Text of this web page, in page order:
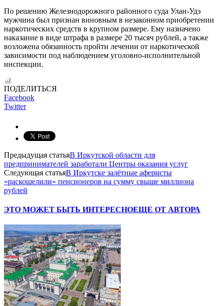
По решению Железнодорожного районного суда Улан-Удэ
мужчина был признан виновным в незаконном приобретении
наркотических средств в крупном размере. Ему назначено
наказание в виде штрафа в размере 20 тысяч рублей, а также
возложена обязанность пройти лечении от наркотической
зависимости под наблюдением уголовно-исполнительной
инспекции.
ПОДЕЛИТЬСЯ
Facebook
Twitter
Предыдущая статьяВ Иркутской области для
предпринимателей заработали Центры оказания услуг
Следующая статьяВ Иркутске залётные аферисты
«раскошелили» пенсионеров на сумму свыше миллиона
рублей
ЭТО МОЖЕТ БЫТЬ ИНТЕРЕСНОЕЩЕ ОТ АВТОРА